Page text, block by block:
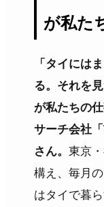
が私た
「タイには
る。それを
が私たちの
サーチ会社
さん。東京
構え、毎月
はタイで暮ら